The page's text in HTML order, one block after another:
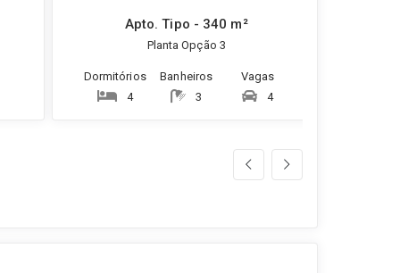
Apto. Tipo - 340 m²
Planta Opção 3
Dormitórios
4
Banheiros
3
Vagas
4